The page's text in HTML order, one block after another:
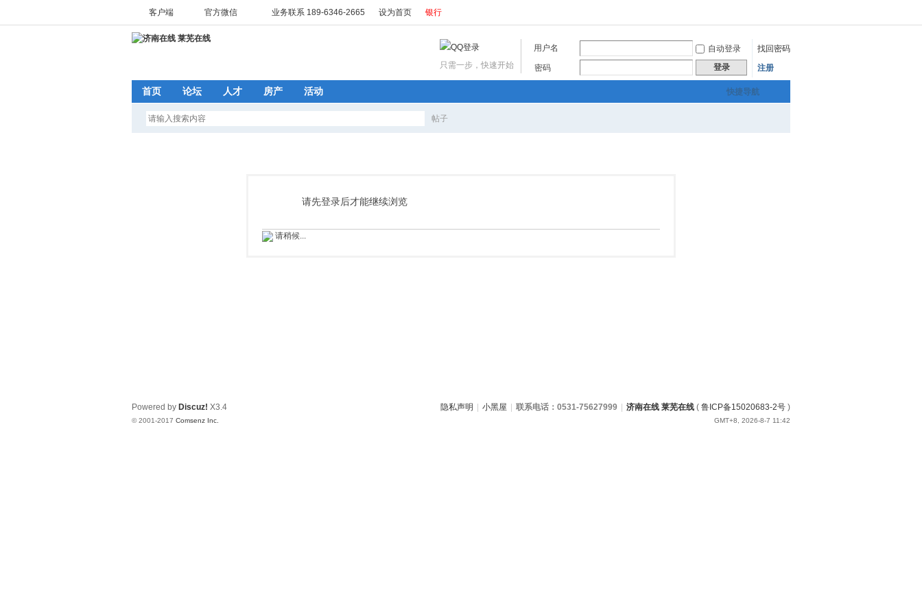
客户端 官方微信 业务联系 189-6346-2665 设为首页 银行
用户名 自动登录
找回密码
密码
登录 注册
只需一步，快速开始
快捷导航
首页 论坛 人才 房产 活动
帖子
请先登录后才能继续浏览
请稍候...
隐私声明 小黑屋 联系电话：0531-75627999 济南在线 莱芜在线 ( 鲁ICP备15020683-2号 )
GMT+8, 2026-8-7 11:42
Powered by Discuz! X3.4
© 2001-2017 Comsenz Inc.